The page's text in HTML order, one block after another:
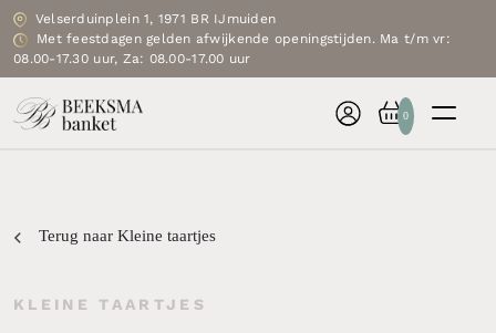
Velserduinplein 1, 1971 BR IJmuiden
Met feestdagen gelden afwijkende openingstijden. Ma t/m vr:
08.00-17.30 uur, Za: 08.00-17.00 uur
0
Terug naar Kleine taartjes
KLEINE TAARTJES